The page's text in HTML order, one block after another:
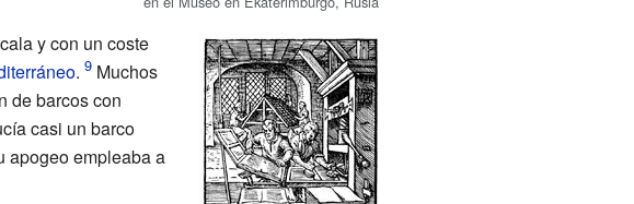
y con un coste
. Muchos
de barcos con
casi un barco
apogeo empleaba a